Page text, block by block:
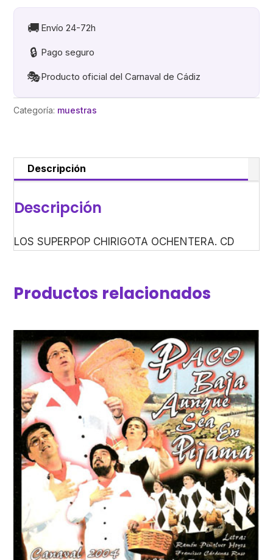
OCHENTERA
cantidad
🚚 Envío 24-72h
🔒 Pago seguro
🎭Producto oficial del Carnaval de Cádiz
Categoría: muestras
Descripción
Descripción
LOS SUPERPOP CHIRIGOTA OCHENTERA. CD
Productos relacionados